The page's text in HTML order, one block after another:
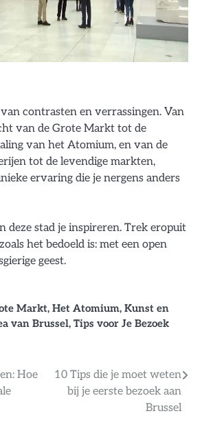
contrasten en verrassingen. Van
van de Grote Markt tot de
van het Atomium, en van de
tot de levendige markten,
ervaring die je nergens anders
deze stad je inspireren. Trek eropuit
het bedoeld is: met een open
geest.
Markt, Het Atomium, Kunst en
van Brussel, Tips voor Je Bezoek
Hoe
10 Tips die je moet weten
bij je eerste bezoek aan
Brussel